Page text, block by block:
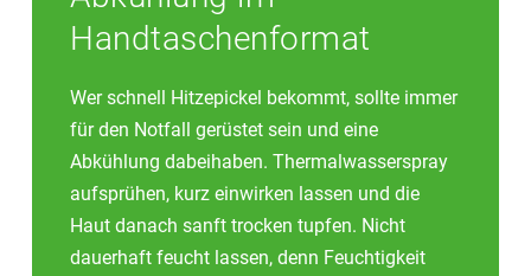
Handtaschenformat
Wer schnell Hitzepickel bekommt, sollte immer
für den Notfall gerüstet sein und eine
Abkühlung dabeihaben. Thermalwasserspray
aufsprühen, kurz einwirken lassen und die
Haut danach sanft trocken tupfen. Nicht
dauerhaft feucht lassen, denn Feuchtigkeit